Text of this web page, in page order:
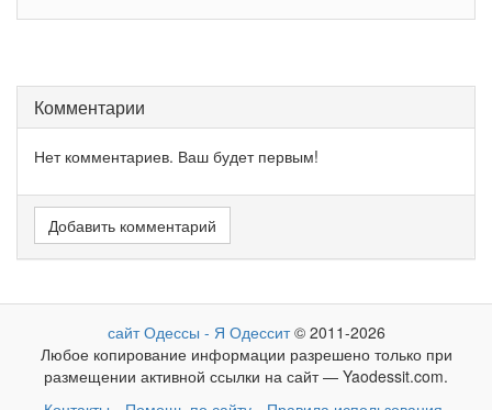
Комментарии
Нет комментариев. Ваш будет первым!
Добавить комментарий
сайт Одессы - Я Одессит© 2011-2026
Любое копирование информации разрешено только при
размещении активной ссылки на сайт — Yaodessit.com.